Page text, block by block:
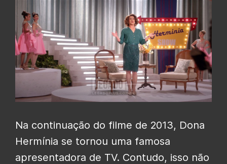
Na continuação do filme de 2013, Dona
Hermínia se tornou uma famosa
apresentadora de TV. Contudo, isso não